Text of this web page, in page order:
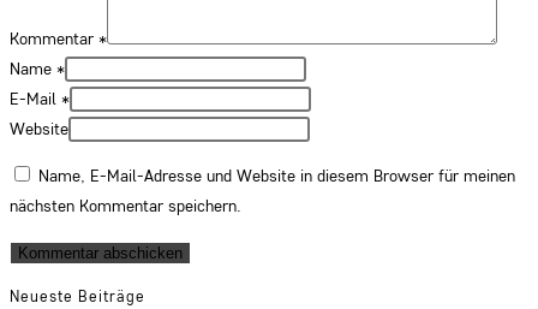
Kommentar *
Name *
E-Mail *
Website
Name, E-Mail-Adresse und Website in diesem Browser für meinen
nächsten Kommentar speichern.
Neueste Beiträge